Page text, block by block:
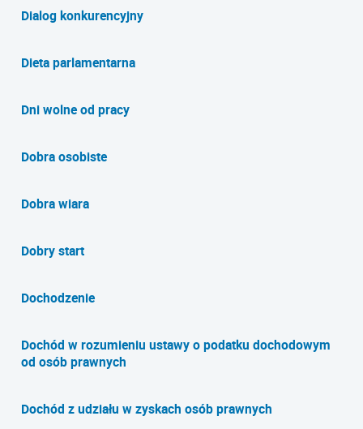
Dialog konkurencyjny
Dieta parlamentarna
Dni wolne od pracy
Dobra osobiste
Dobra wiara
Dobry start
Dochodzenie
Dochód w rozumieniu ustawy o podatku dochodowym
od osób prawnych
Dochód z udziału w zyskach osób prawnych